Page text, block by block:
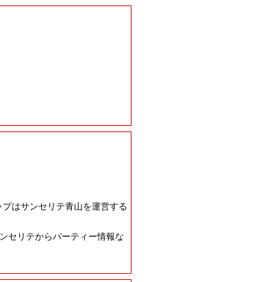
はサンセリテ青山を運営する
セリテからパーティー情報な